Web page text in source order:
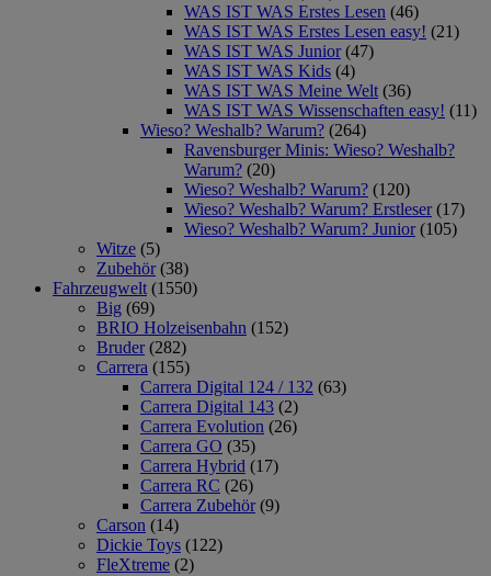
WAS IST WAS Erstes Lesen (46)
WAS IST WAS Erstes Lesen easy! (21)
WAS IST WAS Junior (47)
WAS IST WAS Kids (4)
WAS IST WAS Meine Welt (36)
WAS IST WAS Wissenschaften easy! (11)
Wieso? Weshalb? Warum? (264)
Ravensburger Minis: Wieso? Weshalb?
Warum? (20)
Wieso? Weshalb? Warum? (120)
Wieso? Weshalb? Warum? Erstleser (17)
Wieso? Weshalb? Warum? Junior (105)
Witze (5)
Zubehör (38)
Fahrzeugwelt (1550)
Big (69)
BRIO Holzeisenbahn (152)
Bruder (282)
Carrera (155)
Carrera Digital 124 / 132 (63)
Carrera Digital 143 (2)
Carrera Evolution (26)
Carrera GO (35)
Carrera Hybrid (17)
Carrera RC (26)
Carrera Zubehör (9)
Carson (14)
Dickie Toys (122)
FleXtreme (2)